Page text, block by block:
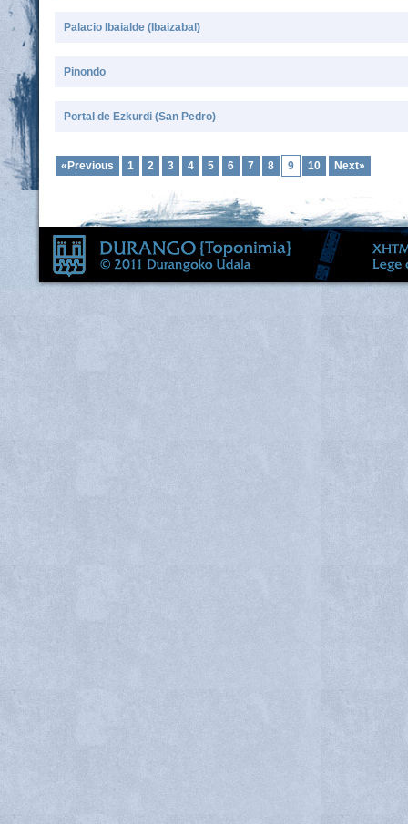
Palacio Ibaialde (Ibaizabal)
Pinondo
Portal de Ezkurdi (San Pedro)
«Previous 1 2 3 4 5 6 7 8 9 10 Next»